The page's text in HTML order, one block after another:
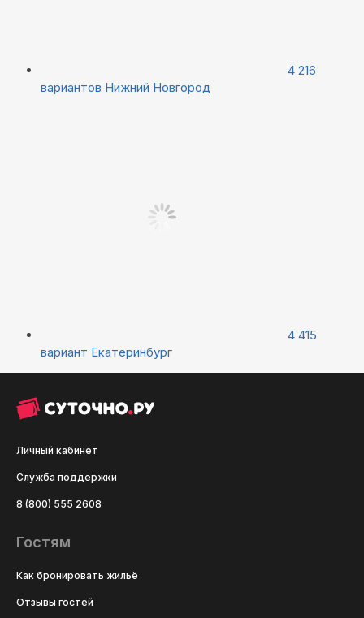
4 216
вариантов Нижний Новгород
4 415
вариант Екатеринбург
Личный кабинет
Служба поддержки
8 (800) 555 2608
Гостям
Как бронировать жильё
Отзывы гостей